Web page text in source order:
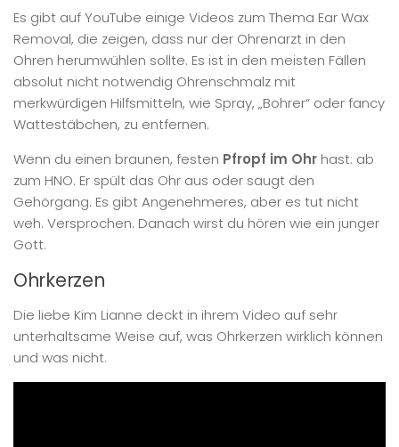
Es gibt auf YouTube einige Videos zum Thema Ear Wax
Removal, die zeigen, dass nur der Ohrenarzt in den
Ohren herumwühlen sollte. Es ist in den meisten Fällen
absolut nicht notwendig Ohrenschmalz mit
merkwürdigen Hilfsmitteln, wie Spray, „Bohrer“ oder fancy
Wattestäbchen, zu entfernen.
Wenn du einen braunen, festen Pfropf im Ohr hast: ab
zum HNO. Er spült das Ohr aus oder saugt den
Gehörgang. Es gibt Angenehmeres, aber es tut nicht
weh. Versprochen. Danach wirst du hören wie ein junger
Gott.
Ohrkerzen
Die liebe Kim Lianne deckt in ihrem Video auf sehr
unterhaltsame Weise auf, was Ohrkerzen wirklich können
und was nicht.